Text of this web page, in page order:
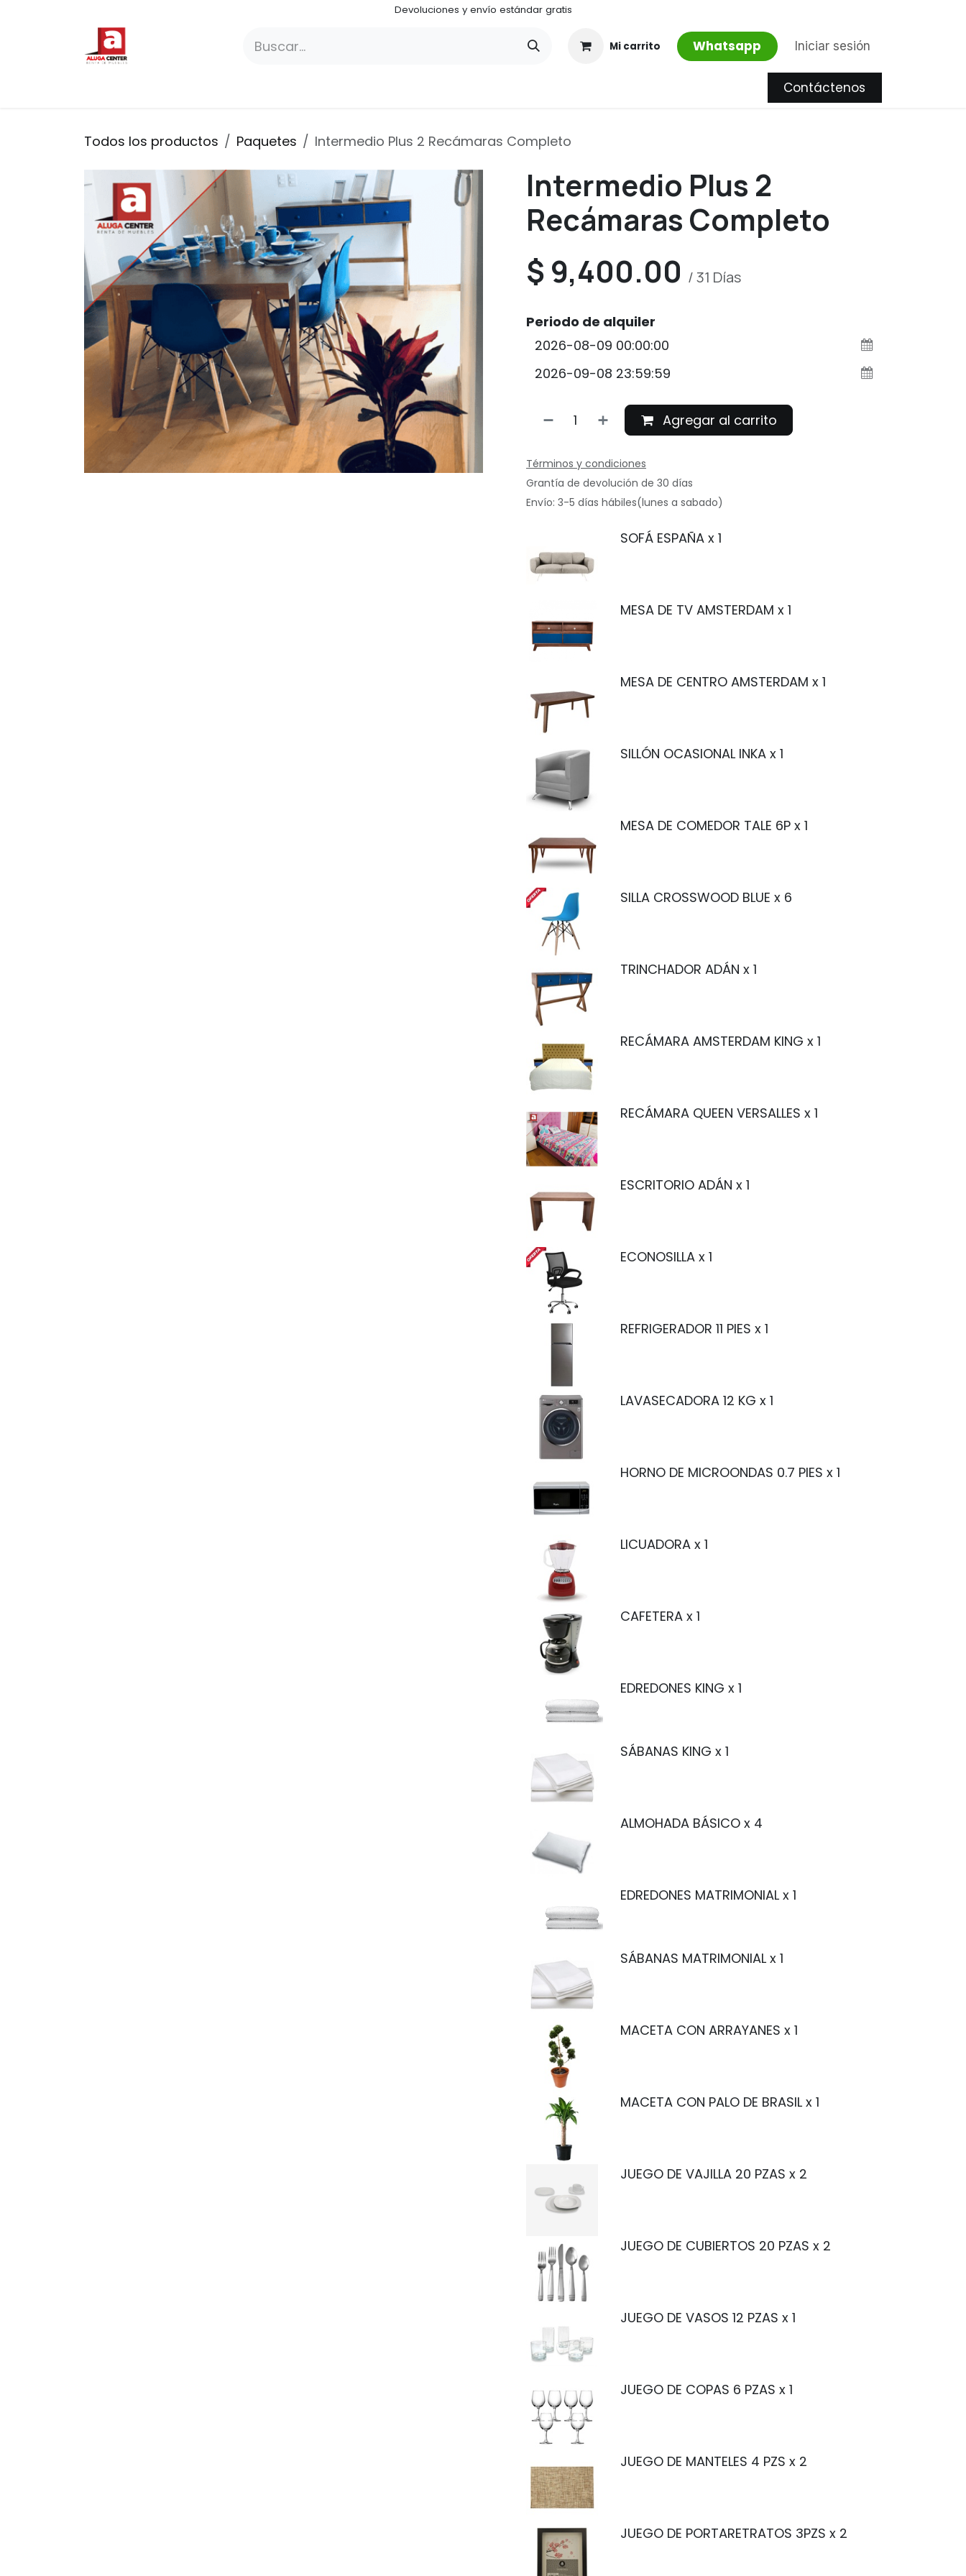
Devoluciones y envío estándar gratis
Mi carrito Whatsapp Iniciar sesión
Contáctenos
Todos los productos Paquetes Intermedio Plus 2 Recámaras Completo
Intermedio Plus 2
Recámaras Completo
$ 9,400.00 /31 Días
Periodo de alquiler
Agregar al carrito
Términos y condiciones
Grantía de devolución de 30 días
Envío: 3-5 días hábiles(lunes a sabado)
SOFÁ ESPAÑA x 1
MESA DE TV AMSTERDAM x 1
MESA DE CENTRO AMSTERDAM x 1
SILLÓN OCASIONAL INKA x 1
MESA DE COMEDOR TALE 6P x 1
SILLA CROSSWOOD BLUE x 6
TRINCHADOR ADÁN x 1
RECÁMARA AMSTERDAM KING x 1
RECÁMARA QUEEN VERSALLES x 1
ESCRITORIO ADÁN x 1
ECONOSILLA x 1
REFRIGERADOR 11 PIES x 1
LAVASECADORA 12 KG x 1
HORNO DE MICROONDAS 0.7 PIES x 1
LICUADORA x 1
CAFETERA x 1
EDREDONES KING x 1
SÁBANAS KING x 1
ALMOHADA BÁSICO x 4
EDREDONES MATRIMONIAL x 1
SÁBANAS MATRIMONIAL x 1
MACETA CON ARRAYANES x 1
MACETA CON PALO DE BRASIL x 1
JUEGO DE VAJILLA 20 PZAS x 2
JUEGO DE CUBIERTOS 20 PZAS x 2
JUEGO DE VASOS 12 PZAS x 1
JUEGO DE COPAS 6 PZAS x 1
JUEGO DE MANTELES 4 PZS x 2
JUEGO DE PORTARETRATOS 3PZS x 2